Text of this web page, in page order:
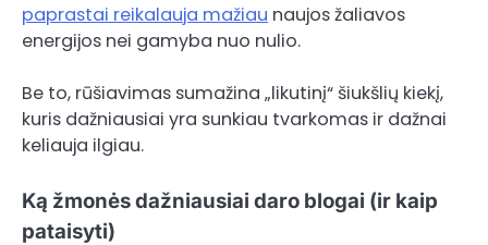
paprastai reikalauja mažiau naujos žaliavos
energijos nei gamyba nuo nulio.
Be to, rūšiavimas sumažina „likutinį“ šiukšlių kiekį,
kuris dažniausiai yra sunkiau tvarkomas ir dažnai
keliauja ilgiau.
Ką žmonės dažniausiai daro blogai (ir kaip
pataisyti)